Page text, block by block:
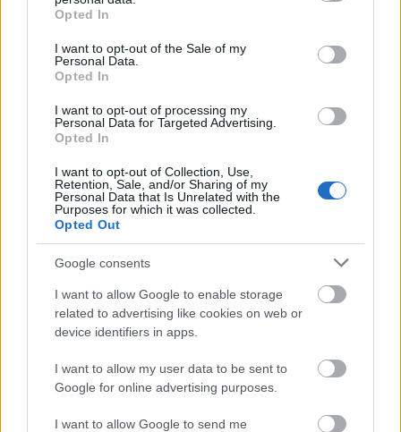
grant or deny consent to Google and its third-party tags to
use your data for below specified purposes in below Google
consent section.
Opted In
I want to opt-out of the Sale of my
Personal Data.
Opted In
I want to opt-out of processing my
Personal Data for Targeted Advertising.
Opted In
I want to opt-out of Collection, Use,
Retention, Sale, and/or Sharing of my
Personal Data that Is Unrelated with the
Purposes for which it was collected.
Opted Out
Google consents
I want to allow Google to enable storage
related to advertising like cookies on web or
device identifiers in apps.
I want to allow my user data to be sent to
Google for online advertising purposes.
I want to allow Google to send me
KULTÚRA
filmjének előzetese! Kiráz tőle a
hideg!